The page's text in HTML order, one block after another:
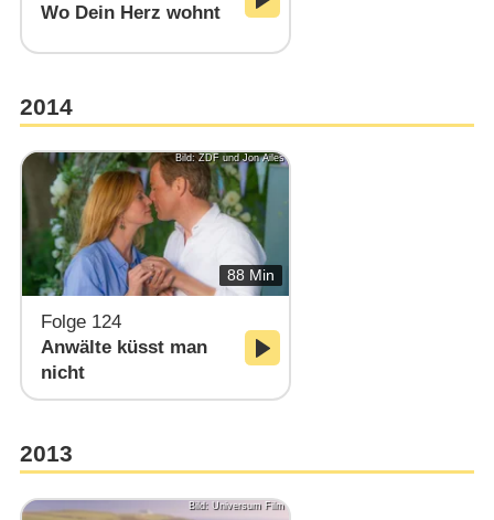
Wo Dein Herz wohnt
2014
Bild: ZDF und Jon Ailes
88 Min
Folge 124
Anwälte küsst man
nicht
2013
Bild: Universum Film